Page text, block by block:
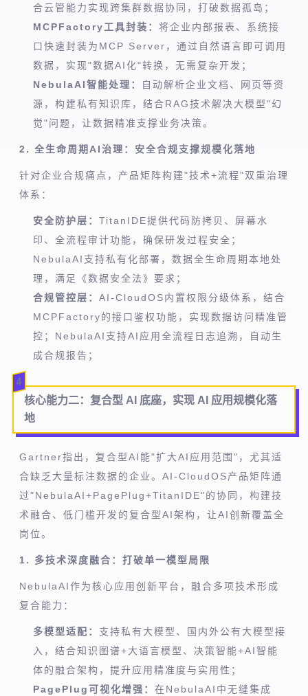
合云管能力实现跨集群数据协同，打破数据孤岛；
MCPFactory工具封装： 将企业内部报表、系统接
口快速封装为MCP Server，通过自然语言即可调用
数据，实现"数据AI化"转换，无需复杂开发；
NebulaAI智能处理：
自动解析企业文档、网页等资
源，构建私有知识库，结合RAG技术解决大模型"幻
觉"问题，让数据精准支撑业务决策。
2. 全生命周期AI治理：安全合规支撑规模化落地
针对企业合规痛点，产品矩阵构建"技术+流程"双重治理
体系：
安全防护层： TitanIDE提供代码防拷贝、屏幕水
印、全流程审计功能，确保研发过程安全；
NebulaAI支持私有化部署，数据全生命周期本地处
理，满足《数据安全法》要求；
合规管控层： AI-CloudOS内置权限分级体系，结合
MCPFactory的接口鉴权功能，实现数据访问精准管
控；NebulaAI支持AI应用全流程日志追溯，自动生
成合规报告；
4
核心能力二： 复合型 AI 底座，实现 AI 应用规模化落
地
Gartner指出，复合型AI能"扩大AI应用范围"，尤其适
合缺乏大量标注数据的企业。AI-CloudOS产品矩阵通
过"NebulaAI+PagePlug+TitanIDE"的协同，构建技
术融合、低门槛开发的复合型AI架构，让AI创新覆盖全
岗位。
1. 多技术深度融合：打破单一模型局限
NebulaAI作为核心应用创新平台，融合多项技术形成
复合能力：
多模型适配： 支持私有大模型、国内外公有大模型接
入，结合知识图谱+大语言模型、决策智能+AI智能
体的融合架构，提升应用精准度与实用性；
PagePlug可视化增强： 在NebulaAI中无缝集成